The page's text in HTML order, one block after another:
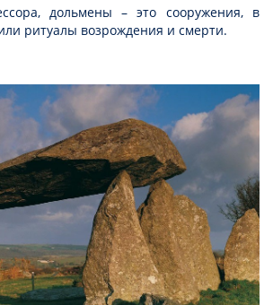
дольмены – это сооружения, в
ритуалы возрождения и смерти.